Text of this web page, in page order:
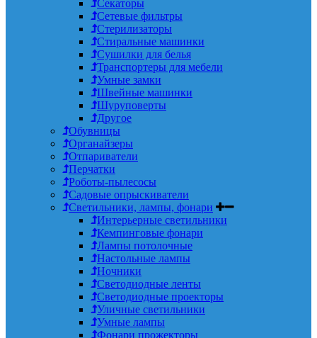
Секаторы
Сетевые фильтры
Стерилизаторы
Стиральные машинки
Сушилки для белья
Транспортеры для мебели
Умные замки
Швейные машинки
Шуруповерты
Другое
Обувницы
Органайзеры
Отпариватели
Перчатки
Роботы-пылесосы
Садовые опрыскиватели
Светильники, лампы, фонари
Интерьерные светильники
Кемпинговые фонари
Лампы потолочные
Настольные лампы
Ночники
Светодиодные ленты
Светодиодные проекторы
Уличные светильники
Умные лампы
Фонари прожекторы